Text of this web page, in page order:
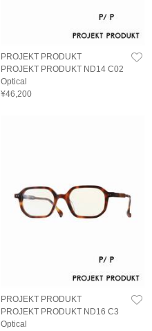
PROJEKT PRODUKT
PROJEKT PRODUKT ND14 C02
Optical
¥46,200
PROJEKT PRODUKT
PROJEKT PRODUKT ND16 C3
Optical